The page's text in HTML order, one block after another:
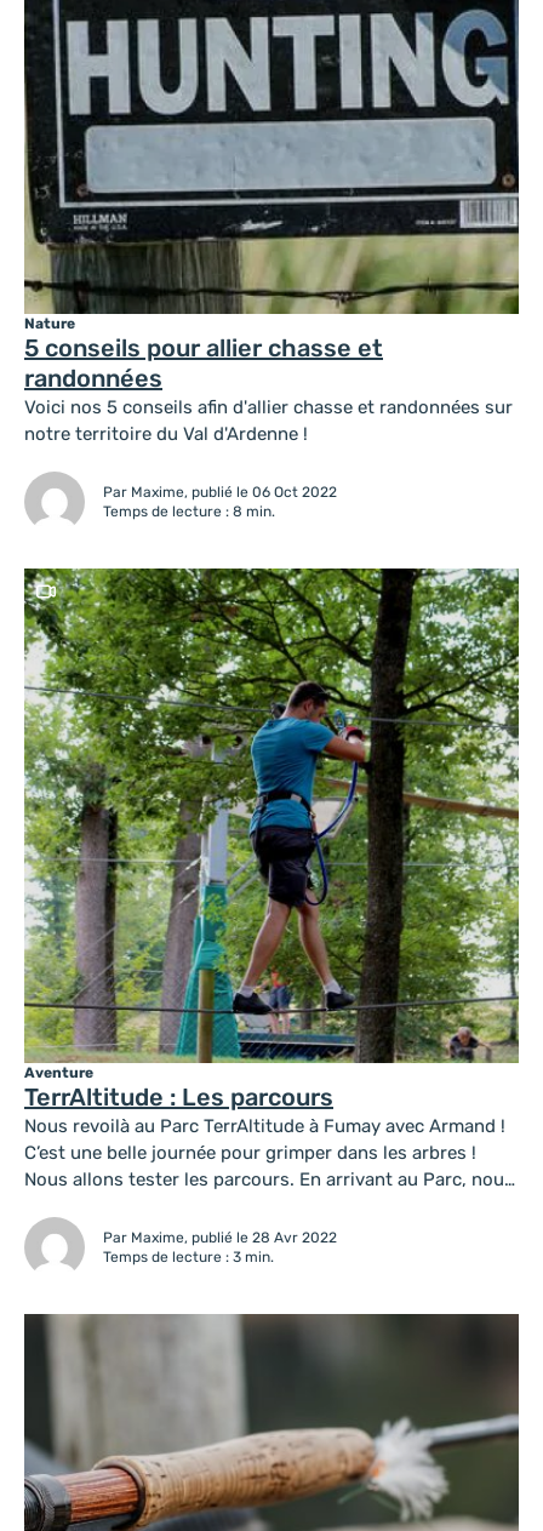
5 conseils pour allier chasse et
randonnées
Nature
Voici nos 5 conseils afin d'allier chasse et randonnées sur
notre territoire du Val d'Ardenne !
Par Maxime, publié le 06 Oct 2022
Temps de lecture : 8 min.
TerrAltitude : Les parcours
Aventure
Nous revoilà au Parc TerrAltitude à Fumay avec Armand !
C’est une belle journée pour grimper dans les arbres !
Nous allons tester les parcours. En arrivant au Parc, nous
les parcours, nous avons besoin d’un baudrier composé
de 2 longes, 2 mousquetons, des gants et une poulie....
Par Maxime, publié le 28 Avr 2022
Temps de lecture : 3 min.
Ce contenu contient une vidéo